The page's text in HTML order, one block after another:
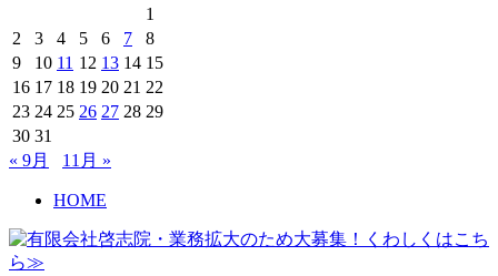
1
2
3 4 5 6 7
8
9
10 11 12 13 14 15
16 17 18 19 20 21 22
23 24 25 26 27 28 29
30 31
« 9月
11月 »
HOME